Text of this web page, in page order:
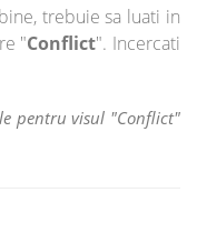
trebuie sa luati in
"Conflict". Incercati
pentru visul "Conflict"